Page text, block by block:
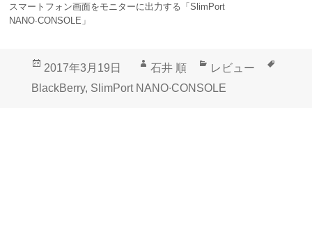
スマートフォン画面をモニターに出力する「SlimPort
NANO∙CONSOLE」
投
稿
2017年3月19日
作
成
石井 順
カ
テ
レビュー
BlackBerry, SlimPort NANO∙CONSOLE